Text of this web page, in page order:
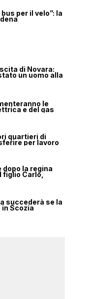
per il velo”: la
di Novara:
un uomo alla
le
e del gas
quartieri di
per lavoro
dopo la regina
figlio Carlo,
succederà se la
Scozia